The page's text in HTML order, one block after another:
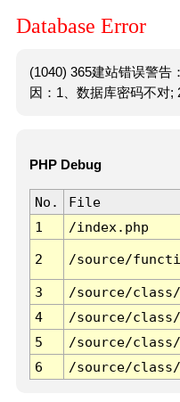
Database Error
(1040) 365建站错误警告
因：1、数据库密码不对;
PHP Debug
No. File
1
/index.php
2 /source/
3 /source/
4
/source/
5
/source/
6
/source/